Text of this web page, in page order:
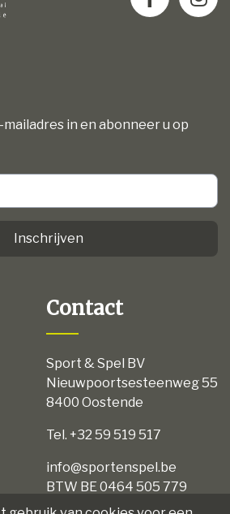
in en abonneer u op
Inschrijven
Contact
Sport & Spel BV
Nieuwpoortsesteenweg 55
8400 Oostende
Tel. +32 59 519 517
info@sportenspel.be
BTW BE 0464 505 779